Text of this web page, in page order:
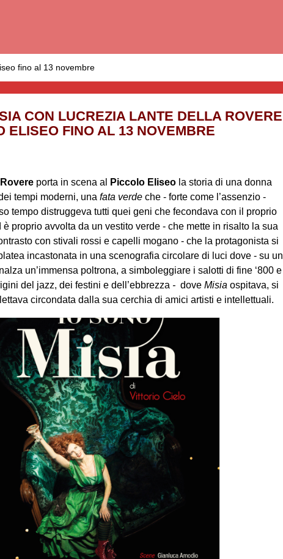
fino al 13 novembre
CON LUCREZIA LANTE DELLA ROVERE
ELISEO FINO AL 13 NOVEMBRE
porta in scena al Piccolo Eliseo la storia di una donna
tempi moderni, una fata verde che - forte come l’assenzio -
tempo distruggeva tutti quei geni che fecondava con il proprio
è proprio avvolta da un vestito verde - che mette in risalto la sua
con stivali rossi e capelli mogano - che la protagonista si
incastonata in una scenografia circolare di luci dove - su un
un’immensa poltrona, a simboleggiare i salotti di fine ‘800 e
del jazz, dei festini e dell’ebbrezza - dove Misia ospitava, si
circondata dalla sua cerchia di amici artisti e intellettuali.